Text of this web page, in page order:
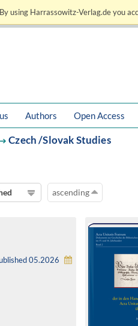
using Harrassowitz-Verlag.de you
Authors Open Access
➔Czech /Slovak Studies
ascending
05.2026